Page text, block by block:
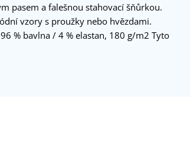
pasem a falešnou stahovací šňůrkou.
vzory s proužky nebo hvězdami.
% bavlna / 4 % elastan, 180 g/m2 Tyto